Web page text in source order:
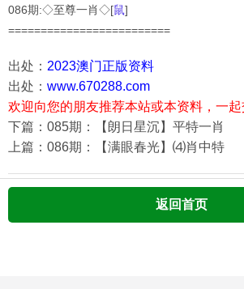
086期:◇至尊一肖◇[鼠]
=========================
出处： 2023澳门正版资料
出处： www.670288.com
欢迎向您的朋友推荐本站或本资料，一起
下篇：085期：【朗日星沉】平特一肖
上篇：086期：【满眼春光】⑷肖中特
返回首页